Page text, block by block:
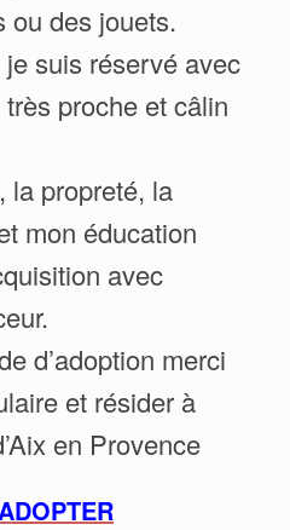
ou des jouets.
suis réservé avec
proche et câlin
la propreté, la
mon éducation
avec
d’adoption merci
et résider à
en Provence